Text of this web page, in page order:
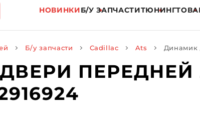
НОВИНКИБ/У ЗАПЧАСТИТЮНИНГ
Б/у запчасти Cadillac Ats Динамик
ПЕРЕДНЕЙ